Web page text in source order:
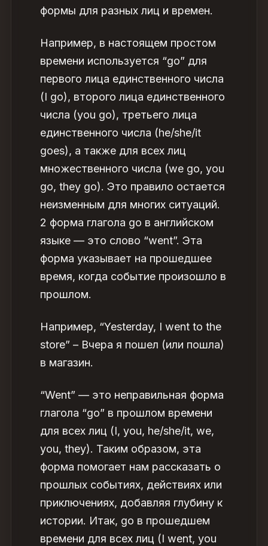
формы для разных лиц и времен.
Например, в настоящем простом
времени используется “go” для
первого лица единственного числа
(I go), второго лица единственного
числа (you go), третьего лица
единственного числа (he/she/it
goes), а также для всех лиц
множественного числа (we go, you
go, they go). Это правило остается
неизменным для многих ситуаций.
2 форма глагола go в английском
языке — это слово “went”. Эта
форма указывает на прошедшее
время, когда событие произошло в
прошлом.
Например, “Yesterday, I went to the
store” – Вчера я пошел (или пошла)
в магазин.
“Went” — это неправильная форма
глагола “go” в прошлом времени
для всех лиц (I, you, he/she/it, we,
you, they). Таким образом, эта
форма помогает нам рассказать о
прошлых событиях, действиях или
приключениях, добавляя глубину к
истории. Итак, go в прошедшем
времени для всех лиц (I went, you